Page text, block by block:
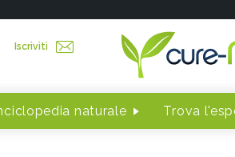
Iscriviti
naturale Trova